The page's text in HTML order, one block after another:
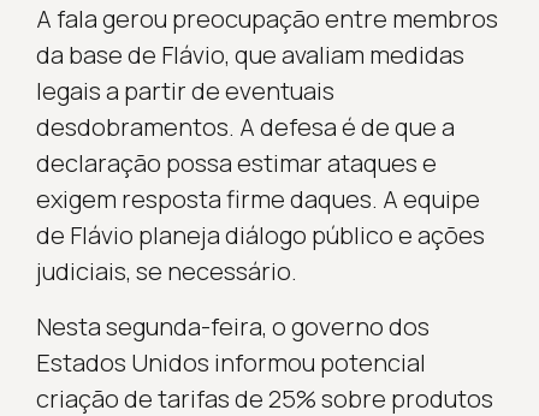
A fala gerou preocupação entre membros
da base de Flávio, que avaliam medidas
legais a partir de eventuais
desdobramentos. A defesa é de que a
declaração possa estimar ataques e
exigem resposta firme daques. A equipe
de Flávio planeja diálogo público e ações
judiciais, se necessário.
Nesta segunda-feira, o governo dos
Estados Unidos informou potencial
criação de tarifas de 25% sobre produtos